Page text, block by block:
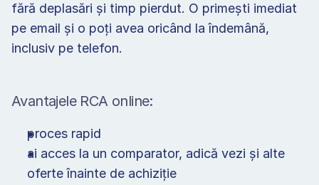
fără deplasări și timp pierdut. O primești imediat
pe email și o poți avea oricând la îndemână,
inclusiv pe telefon.
Avantajele RCA online:
proces rapid
ai acces la un comparator, adică vezi și alte
oferte înainte de achiziție